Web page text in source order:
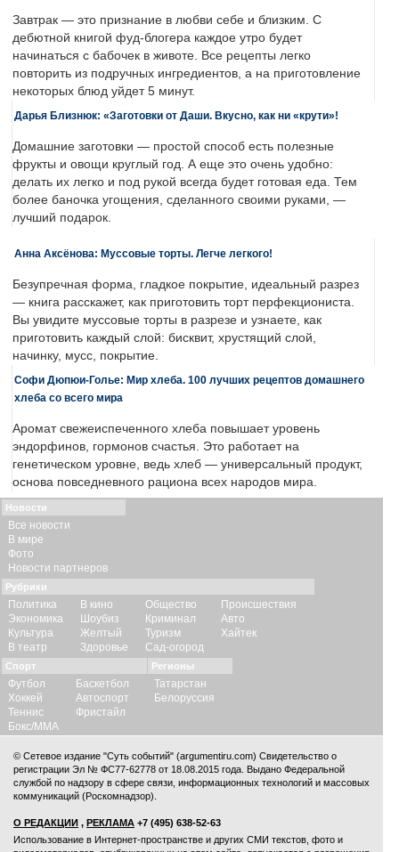
Завтрак — это признание в любви себе и близким. С
дебютной книгой фуд-блогера каждое утро будет
начинаться с бабочек в животе. Все рецепты легко
повторить из подручных ингредиентов, а на приготовление
некоторых блюд уйдет 5 минут.
Дарья Близнюк: «Заготовки от Даши. Вкусно, как ни «крути»!
Домашние заготовки — простой способ есть полезные
фрукты и овощи круглый год. А еще это очень удобно:
делать их легко и под рукой всегда будет готовая еда. Тем
более баночка угощения, сделанного своими руками, —
лучший подарок.
Анна Аксёнова: Муссовые торты. Легче легкого!
Безупречная форма, гладкое покрытие, идеальный разрез
— книга расскажет, как приготовить торт перфекциониста.
Вы увидите муссовые торты в разрезе и узнаете, как
приготовить каждый слой: бисквит, хрустящий слой,
начинку, мусс, покрытие.
Софи Дюпюи-Голье: Мир хлеба. 100 лучших рецептов домашнего
хлеба со всего мира
Аромат свежеиспеченного хлеба повышает уровень
эндорфинов, гормонов счастья. Это работает на
генетическом уровне, ведь хлеб — универсальный продукт,
основа повседневного рациона всех народов мира.
Новости
Все новости
В мире
Фото
Новости партнеров
Рубрики
Политика
Экономика
Культура
В театр
В кино
Шоубиз
Желтый
Здоровье
Общество
Криминал
Туризм
Сад-огород
Происшествия
Авто
Хайтек
Спорт
Футбол
Хоккей
Теннис
Бокс/ММА
Баскетбол
Автоспорт
Фристайл
Регионы
Татарстан
Белоруссия
© Сетевое издание "Суть событий" (argumentiru.com) Свидетельство о
регистрации Эл № ФС77-62778 от 18.08.2015 года. Выдано Федеральной
службой по надзору в сфере связи, информационных технологий и массовых
коммуникаций (Роскомнадзор).
О РЕДАКЦИИ , РЕКЛАМА +7 (495) 638-52-63
Использование в Интернет-пространстве и других СМИ текстов, фото и